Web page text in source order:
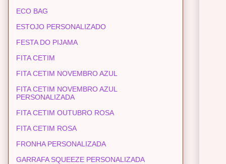
ECO BAG
ESTOJO PERSONALIZADO
FESTA DO PIJAMA
FITA CETIM
FITA CETIM NOVEMBRO AZUL
FITA CETIM NOVEMBRO AZUL
PERSONALIZADA
FITA CETIM OUTUBRO ROSA
FITA CETIM ROSA
FRONHA PERSONALIZADA
GARRAFA SQUEEZE PERSONALIZADA